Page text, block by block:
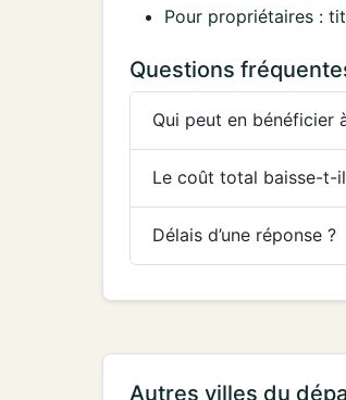
Pour propriétaires :
Questions
Qui peut en bénéficier
Le coût total baisse-t-
Délais d’une réponse ?
Autres villes du